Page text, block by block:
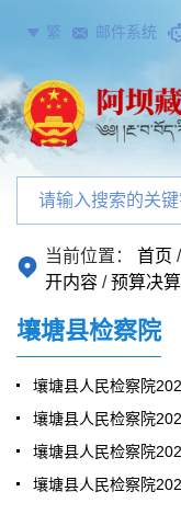
繁 邮件系统
当前位置： 首页 /
开内容 /预算决算
壤塘县检察院
壤塘县人民检察院
壤塘县人民检察院
壤塘县人民检察院
壤塘县人民检察院